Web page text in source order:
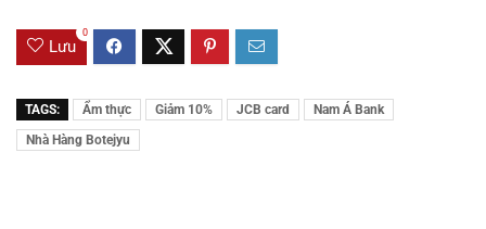
Lưu
0
TAGS: Ẩm thực Giảm 10% JCB card
Nam Á Bank
Nhà Hàng Botejyu